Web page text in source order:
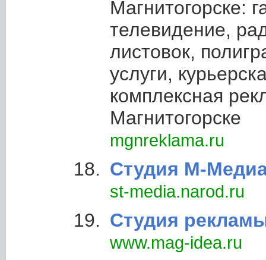
Магнитогорске:
телевидение,
листовок,
услуги,
комплексная
Магнитогорске
mgnreklama.ru
Студия М-
st-media.narod.ru
Студия
www.mag-idea.ru